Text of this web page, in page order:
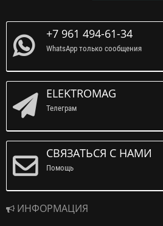
+7 961 494-61-34
WhatsApp только сообщения
ELEKTROMAG
Телеграм
СВЯЗАТЬСЯ С НАМИ
Помощь
ИНФОРМАЦИЯ